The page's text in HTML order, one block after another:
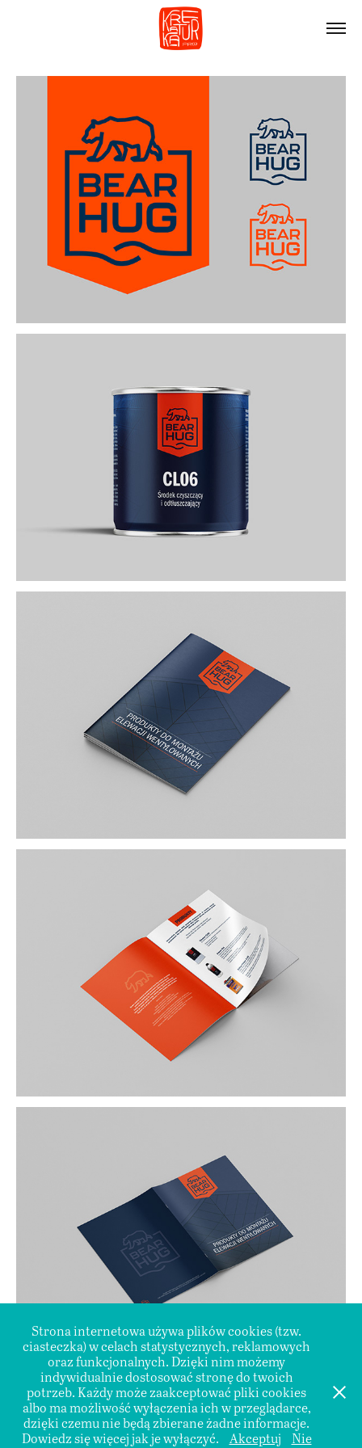
_____________
Powered byAdobe Portfolio
Strona internetowa używa plików cookies (tzw.
ciasteczka) w celach statystycznych, reklamowych
oraz funkcjonalnych. Dzięki nim możemy
indywidualnie dostosować stronę do twoich
potrzeb. Każdy może zaakceptować pliki cookies
albo ma możliwość wyłączenia ich w przeglądarce,
dzięki czemu nie będą zbierane żadne informacje.
Dowiedz się więcej jak je wyłączyć.
Akceptuj
Nie